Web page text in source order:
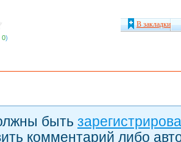
0)
В закладки
быть
комментарий либо